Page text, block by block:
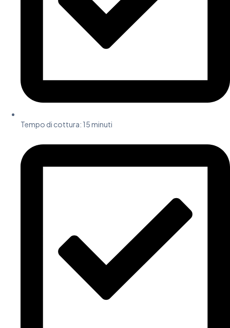
Tempo di cottura: 15 minuti​